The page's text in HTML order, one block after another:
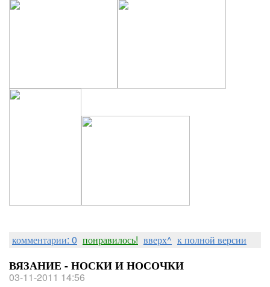
комментарии: 0 понравилось! вверх^ к полной версии
ВЯЗАНИЕ - НОСКИ И НОСОЧКИ
03-11-2011 14:56